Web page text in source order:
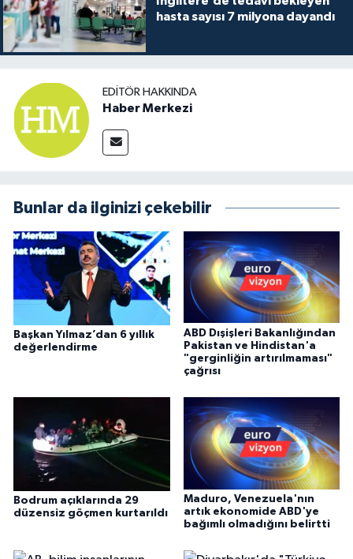
hasta sayısı 7 milyona dayandı
EDITÖR HAKKINDA
Haber Merkezi
Bunlar da ilginizi çekebilir
Başkan Yılmaz’dan 6 yıllık
değerlendirme
ABD Dışişleri Bakanlığından
Pakistan ve Hindistan'a
"gerginliğin artırılmaması"
çağrısı
Bodrum açıklarında 29
düzensiz göçmen kurtarıldı
Maduro, Venezuela'nın
artık ekonomide ABD'ye
bağımlı olmadığını belirtti